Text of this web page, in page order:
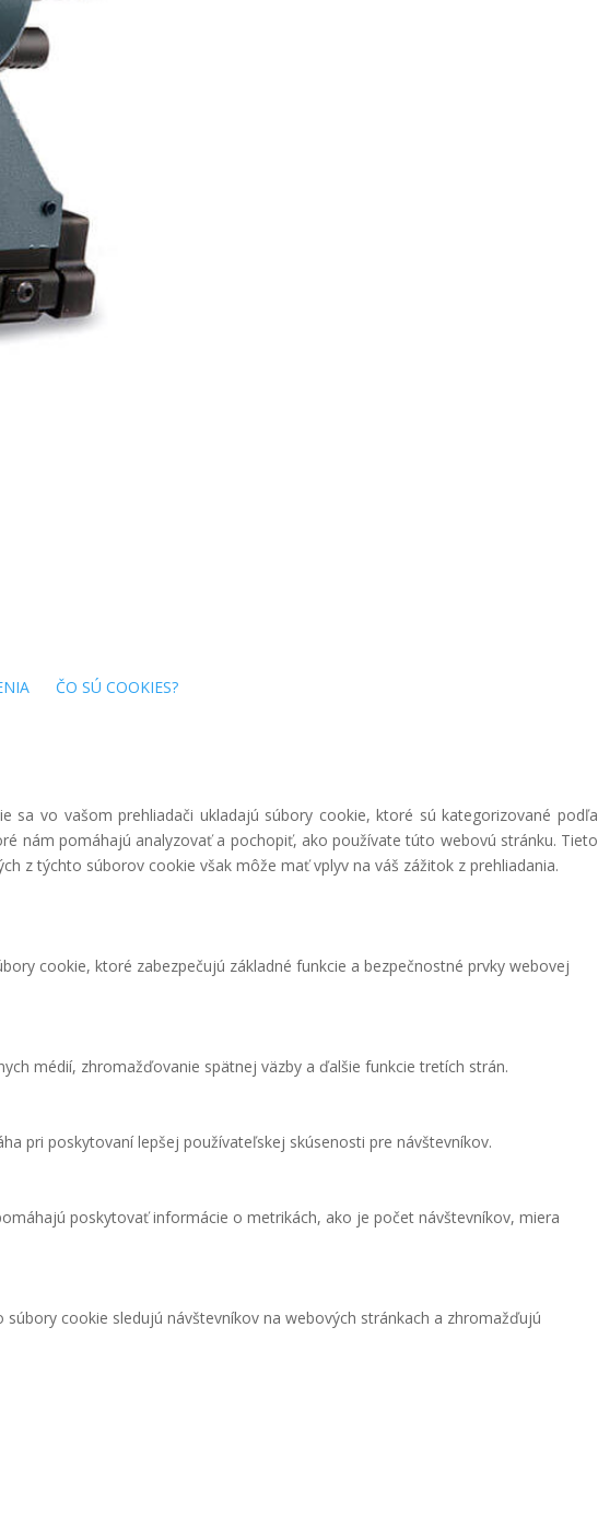
ČO SÚ COOKIES?
vo vašom prehliadači ukladajú súbory cookie, ktoré sú kategorizované podľa
nám pomáhajú analyzovať a pochopiť, ako používate túto webovú stránku. Tieto
z týchto súborov cookie však môže mať vplyv na váš zážitok z prehliadania.
cookie, ktoré zabezpečujú základné funkcie a bezpečnostné prvky webovej
médií, zhromažďovanie spätnej väzby a ďalšie funkcie tretích strán.
pri poskytovaní lepšej používateľskej skúsenosti pre návštevníkov.
poskytovať informácie o metrikách, ako je počet návštevníkov, miera
cookie sledujú návštevníkov na webových stránkach a zhromažďujú